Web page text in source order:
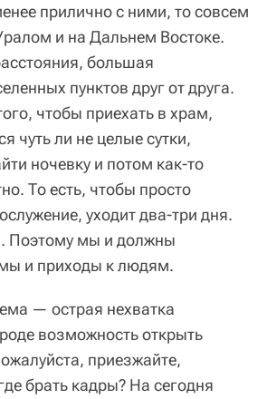
прилично с ними, то совсем
и на Дальнем Востоке.
большая
пунктов друг от друга.
чтобы приехать в храм,
чуть ли не целые сутки,
ночевку и потом как-то
То есть, чтобы просто
уходит два-три дня.
Поэтому мы и должны
и приходы к людям.
— острая нехватка
возможность открыть
приезжайте,
брать кадры? На сегодня